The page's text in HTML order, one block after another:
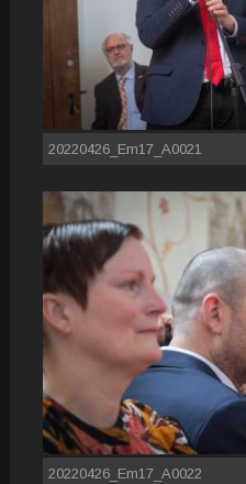
20220426_Em17_A0021
20220426_Em17_A0022